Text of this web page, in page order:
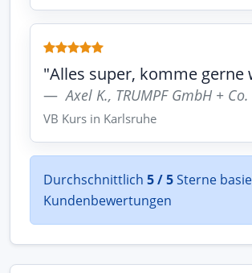
"Alles super, komme gerne
Axel K., TRUMPF GmbH + Co.
VB Kurs in Karlsruhe
Durchschnittlich 5 / 5Sterne
Kundenbewertungen